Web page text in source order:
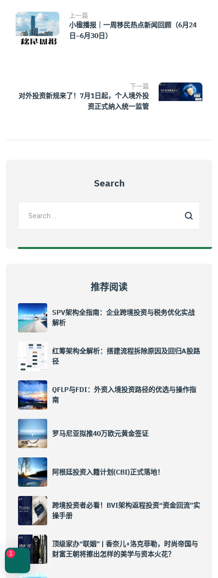
上一篇
小楹播报｜一周移民热点新闻回顾（6月24
日~6月30日）
下一篇
对外投资新规来了！7月1日起，个人境外投
资正式纳入统一监管
Search
推荐阅读
SPV架构全指南：企业跨境投资与税务优化实战
解析
红筹架构全解析：搭建流程拆除原因及回归A股路
径
QFLP与FDI：外资入境投资路径的优选与操作指
南
罗马尼亚拟推40万欧元黄金签证
阿根廷投资入籍计划(CBI)正式落地！
跨境投资者必看！BVI架构返程投资“资金回流”实
操手册
顶级家办“联姻” | 香奈儿+洛克菲勒，时尚帝国与
财富王朝将擦出怎样的美学与资本火花？
1